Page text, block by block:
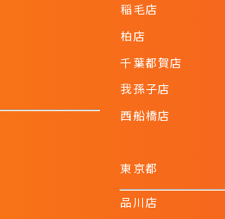
稲毛店
柏店
千葉都賀店
我孫子店
西船橋店
東京都
品川店